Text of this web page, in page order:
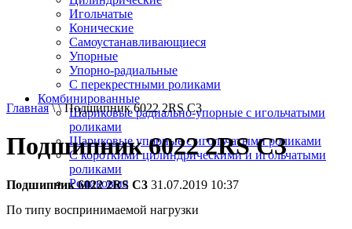
Игольчатые
Конические
Самоустанавливающиеся
Упорные
Упорно-радиальные
C перекрестными роликами
Комбинированные
Шариковые радиально-упорные с игольчатыми
роликами
Шариковые упорные с игольчатыми роликами
С короткими цилиндрическими и игольчатыми
роликами
Роликовые
По типу воспринимаемой нагрузки
Главная\ \ Подшипник 6022 2RS C3
Подшипник 6022 2RS C3
Подшипник 6022 2RS C3 31.07.2019 10:37